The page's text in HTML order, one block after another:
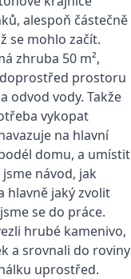
alespoň částečně
se mohlo začít.
zhruba 50 m²,
prostoru
odvod vody. Takže
vykopat
na hlavní
domu, a umístit
návod, jak
hlavně jaký zvolit
se do práce.
hrubé kamenivo,
a srovnali do roviny
uprostřed.